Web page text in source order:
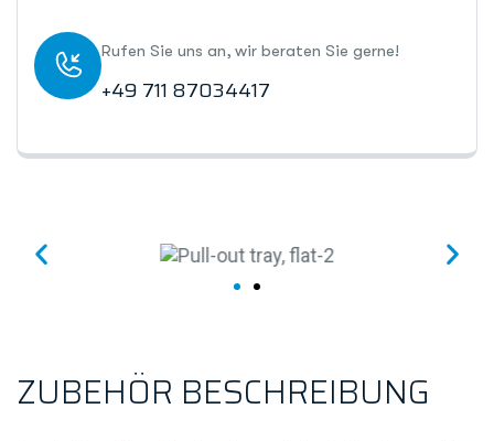
Rufen Sie uns an, wir beraten Sie gerne!
+49 711 87034417
ZUBEHÖR BESCHREIBUNG